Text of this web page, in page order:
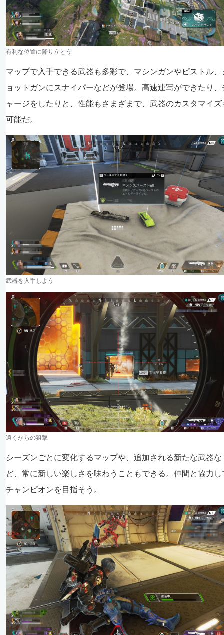
有利な位置に降り立とう
マップで入手できる武器も多彩で、マシンガンやピストル、
ョットガンにスナイパーなどが登場。高速連写ができたり、
ャージをしたりと、性能もさまざまで、武器のカスタマイズ
可能だ。
武器を入手しよう
遠くからの狙撃
シーズンごとに変化するマップや、追加される新たな武器な
ど、常に新しい楽しさを味わうこともできる。仲間と協力し
チャンピオンを目指そう。